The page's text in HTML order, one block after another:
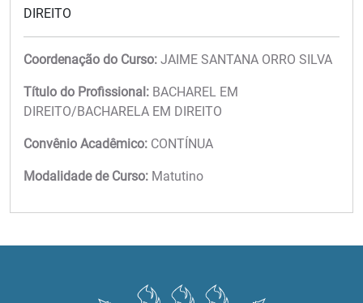
DIREITO
Coordenação do Curso: JAIME SANTANA ORRO SILVA
Título do Profissional: BACHAREL EM
DIREITO/BACHARELA EM DIREITO
Convênio Acadêmico: CONTÍNUA
Modalidade de Curso: Matutino